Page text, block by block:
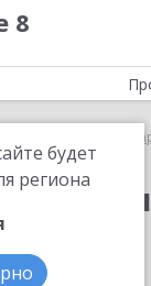
8
будет
региона
Выбор